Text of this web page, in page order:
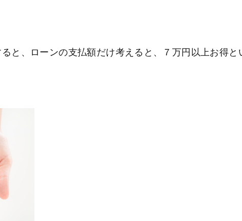
ると、ローンの支払額だけ考えると、７万円以上お得と